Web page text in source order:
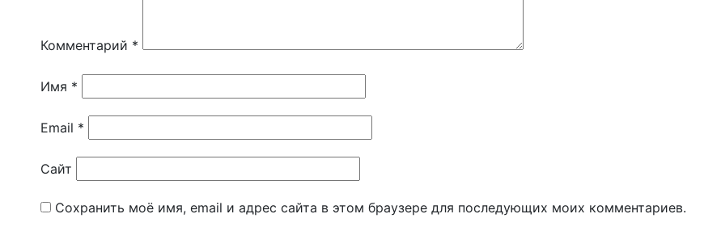
Комментарий *
Имя *
Email *
Сайт
Сохранить моё имя, email и адрес сайта в этом браузере для последующих моих комментариев.